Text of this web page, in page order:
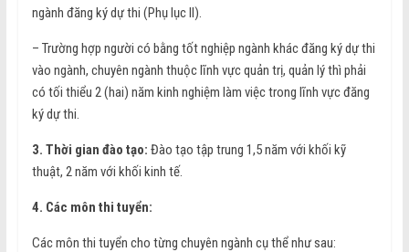
ngành đăng ký dự thi (Phụ lục II).
– Trường hợp người có bằng tốt nghiệp ngành khác đăng ký dự thi
vào ngành, chuyên ngành thuộc lĩnh vực quản trị, quản lý thì phải
có tối thiểu 2 (hai) năm kinh nghiệm làm việc trong lĩnh vực đăng
ký dự thi.
3. Thời gian đào tạo: Đào tạo tập trung 1,5 năm với khối kỹ
thuật, 2 năm với khối kinh tế.
4. Các môn thi tuyển:
Các môn thi tuyển cho từng chuyên ngành cụ thể như sau: